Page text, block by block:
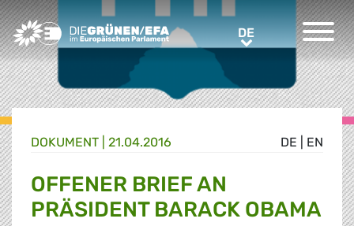
Greens/EFA Home DEDE
DE EN
DOKUMENT 21.04.2016
OFFENER BRIEF AN
PRÄSIDENT BARACK OBAMA